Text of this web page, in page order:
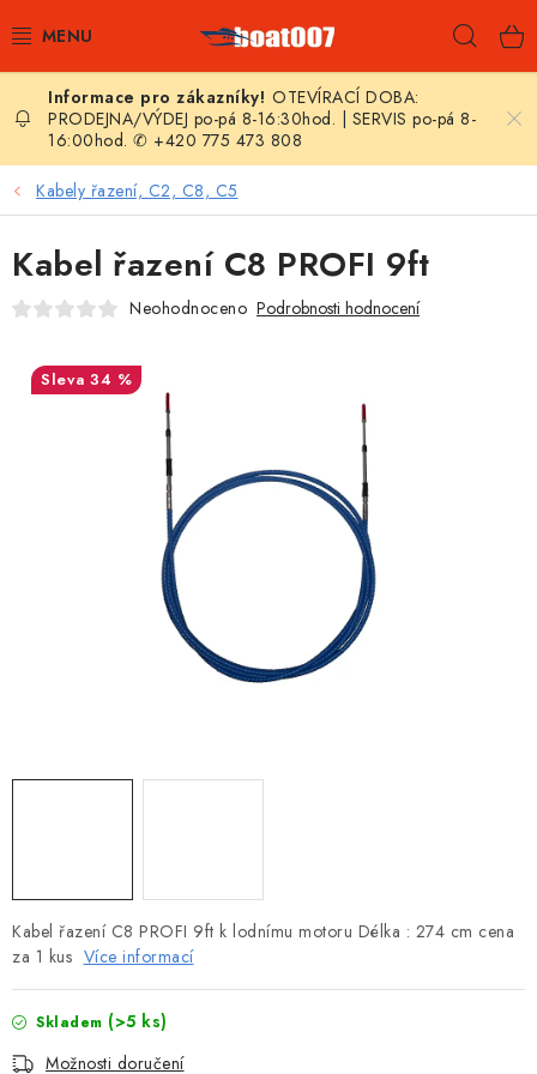
na
E-SHOP
AKČNÍ SLEVY
NAFUKOVACÍ ČLUNY
MOTOROVÉ ČLUNY
LODNÍ ELEKTROMOTORY
PRAMICE A MOTOROVÉ VESLICE
KAJAKY, KÁNOE A RAFTY
KATAMARÁNY - PONTON BOAT
OTEVÍRACÍ DOBA:
PRODEJNA/VÝDEJ po-pá 8-16:30hod. | SERVIS po-pá 8-
16:00hod. ✆ +420 775 473 808
Kabely řazení, C2, C8, C5
Kabel řazení C8 PROFI 9ft k lodnímu motoru Délka : 274 cm cena
za 1 kus Více informací
Skladem (>5 ks)
Možnosti doručení
Kabel řazení C8 PROFI 9ft
Neohodnoceno Podrobnosti hodnocení
34 %